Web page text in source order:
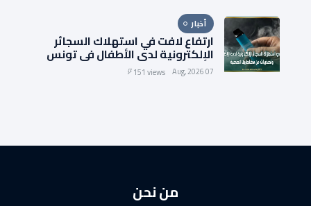
أخبار
ارتفاع لافت في استهلاك السجائر
الإلكترونية لدى الأطفال في تونس
وتحذيرات من مخاطرها الصحية
07 Aug, 2026
151 views
من نحن